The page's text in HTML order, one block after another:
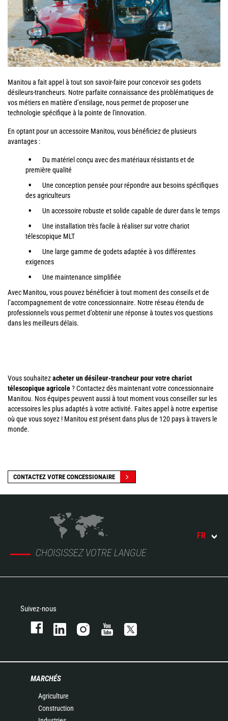
Manitou a fait appel à tout son savoir-faire pour concevoir ses godets
désileurs-trancheurs. Notre parfaite connaissance des problématiques de
vos métiers en matière d’ensilage, nous permet de proposer une
technologie spécifique à la pointe de l'innovation.
En optant pour un accessoire Manitou, vous bénéficiez de plusieurs
avantages :
Du matériel conçu avec des matériaux résistants et de
première qualité
Une conception pensée pour répondre aux besoins spécifiques
des agriculteurs
Un accessoire robuste et solide capable de durer dans le temps
Une installation très facile à réaliser sur votre chariot
télescopique MLT
Une large gamme de godets adaptée à vos différentes
exigences
Une maintenance simplifiée
Avec Manitou, vous pouvez bénéficier à tout moment des conseils et de
l’accompagnement de votre concessionnaire. Notre réseau étendu de
professionnels vous permet d’obtenir une réponse à toutes vos questions
dans les meilleurs délais.
Vous souhaitezacheter un désileur-trancheur pour votre chariot
télescopique agricole? Contactez dès maintenant votre concessionnaire
Manitou. Nos équipes peuvent aussi à tout moment vous conseiller sur les
accessoires les plus adaptés à votre activité. Faites appel à notre expertise
où que vous soyez ! Manitou est présent dans plus de 120 pays à travers le
monde.
CONTACTEZ VOTRE CONCESSIONAIRE
CHOISISSEZ VOTRE LANGUE
FR
Suivez-nous
MARCHÉS
Agriculture
Construction